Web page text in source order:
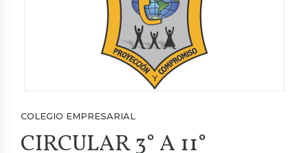
COLEGIO EMPRESARIAL
CIRCULAR 3° A 11°